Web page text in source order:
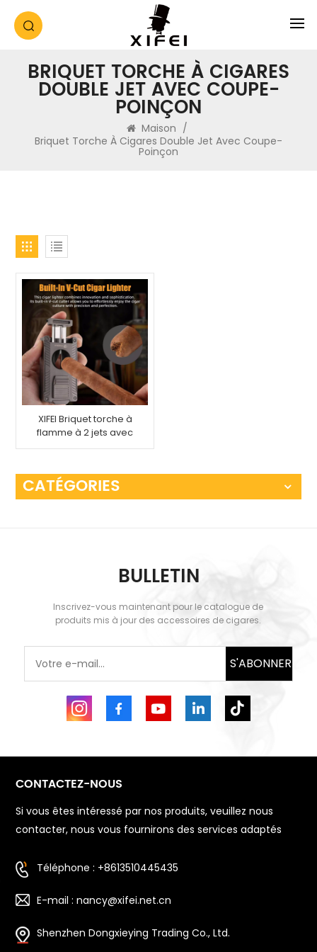
BRIQUET TORCHE À CIGARES
DOUBLE JET AVEC COUPE-
POINÇON
Maison /
Briquet Torche À Cigares Double Jet Avec Coupe-
Poinçon
XIFEI Briquet torche à
flamme à 2 jets avec
support de
coupe-cigare et
rehausseur de tirage
CATÉGORIES
BULLETIN
Inscrivez-vous maintenant pour le catalogue de
produits mis à jour des accessoires de cigares.
S'ABONNER
CONTACTEZ-NOUS
Si vous êtes intéressé par nos produits, veuillez nous
contacter, nous vous fournirons des services adaptés
Téléphone : +8613510445435
E-mail : nancy@xifei.net.cn
Shenzhen Dongxieying Trading Co., Ltd.